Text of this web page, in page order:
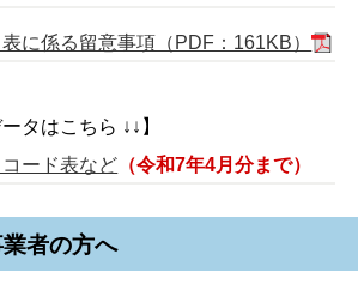
に係る留意事項（PDF：161KB）
タはこちら ↓↓】
ード表など （令和7年4月分まで）
者の方へ